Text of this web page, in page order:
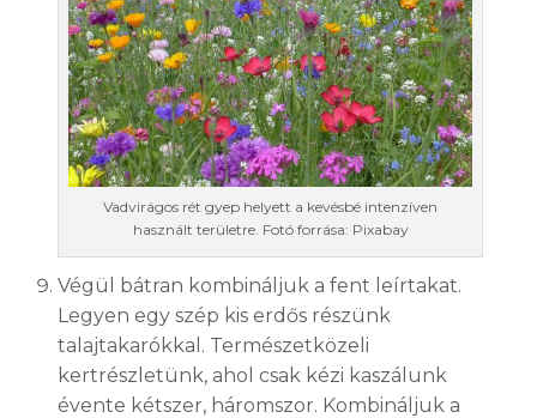
Vadvirágos rét gyep helyett a kevésbé intenzíven
használt területre. Fotó forrása: Pixabay
Végül bátran kombináljuk a fent leírtakat.
Legyen egy szép kis erdős részünk
talajtakarókkal. Természetközeli
kertrészletünk, ahol csak kézi kaszálunk
évente kétszer, háromszor. Kombináljuk a